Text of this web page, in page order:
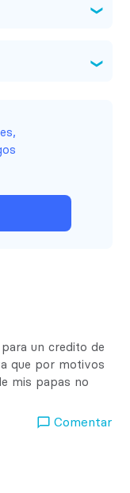
nacional o
estudios
o
un credito de
que por motivos
mis papas no
Comentar